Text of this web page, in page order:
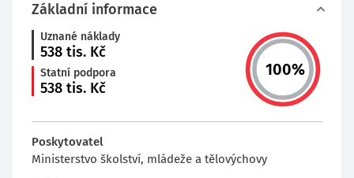
Základní informace
Uznané náklady
538 tis. Kč
Statní podpora
538 tis. Kč
100%
Poskytovatel
Ministerstvo školství, mládeže a tělovýchovy